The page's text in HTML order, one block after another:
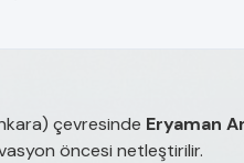
çevresinde Eryaman
öncesi netleştirilir.